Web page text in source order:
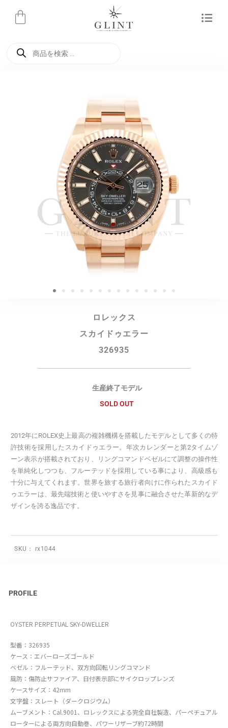
ロレックス
スカイドゥエラー
326935
生産終了モデル
SOLD OUT
2012年にROLEX史上最高の複雑機構を搭載したモデルとして多くの特
許技術を採用したスカイドゥエラー。年次カレンダーと第2タイムゾ
ーン表示が搭載されており、リングコマンドベゼルにて調整の操作性
を単純化しつつも、フルーテッドを採用している事により、高級感も
十分に与えてくれます。世界を旅する旅行者向けに作られたスカイド
ゥエラーは、最先端技術と使いやすさを見事に融合させた革新的なデ
ザインを誇る逸品です。
SKU： rx1044
PROFILE
OYSTER PERPETUAL SKY-DWELLER
型番：326935
ケース：エバーローズゴールド
ベゼル：フルーテッド、双方向回転リングコマンド
風防：傷防止サファイア、日付表示部にサイクロップレンズ
ケースサイズ：42mm
文字盤：スレート（ダークロジウム）
ムーブメント：Cal.9001、ロレックスによる完全自社製造、パーペチュアル
ローターによる両方向自動巻、パワーリザーブ約72時間